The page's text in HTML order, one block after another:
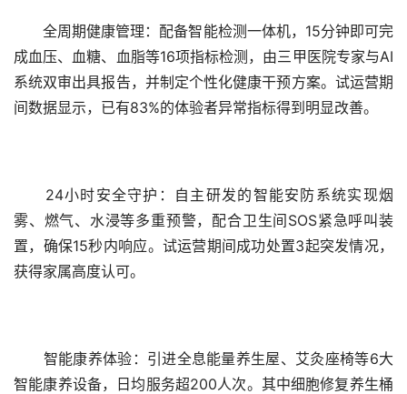
全周期健康管理：配备智能检测一体机，15分钟即可完
成血压、血糖、血脂等16项指标检测，由三甲医院专家与AI
系统双审出具报告，并制定个性化健康干预方案。试运营期
间数据显示，已有83%的体验者异常指标得到明显改善。
24小时安全守护：自主研发的智能安防系统实现烟
雾、燃气、水浸等多重预警，配合卫生间SOS紧急呼叫装
置，确保15秒内响应。试运营期间成功处置3起突发情况，
获得家属高度认可。
智能康养体验：引进全息能量养生屋、艾灸座椅等6大
智能康养设备，日均服务超200人次。其中细胞修复养生桶